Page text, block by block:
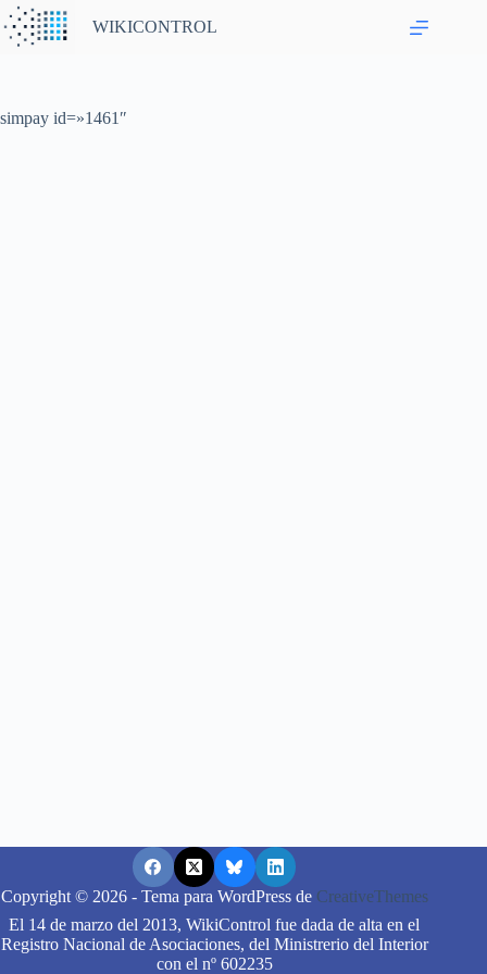
Saltar
al
contenido
WIKICONTROL
simpay id=»1461″
Copyright © 2026 - Tema para WordPress de CreativeThemes
El 14 de marzo del 2013, WikiControl fue dada de alta en el
Registro Nacional de Asociaciones, del Ministrerio del Interior
con el nº 602235